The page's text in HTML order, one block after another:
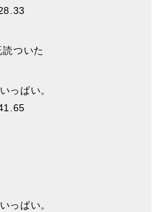
ついた
っぱい。
っぱい。